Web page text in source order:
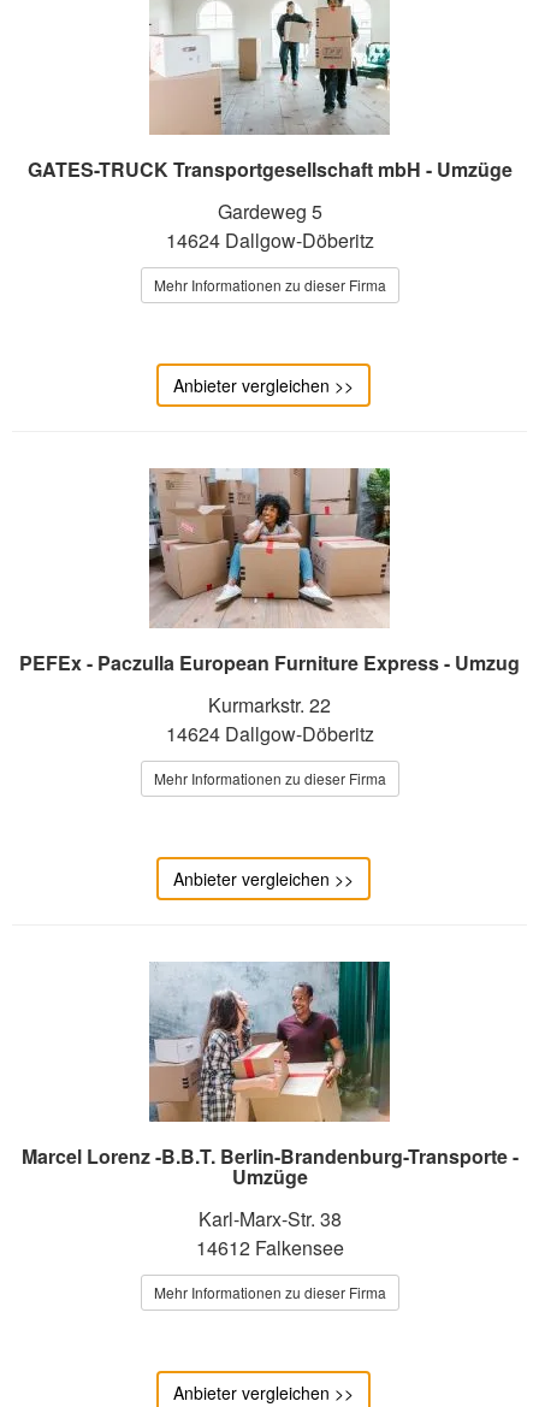
GATES-TRUCK Transportgesellschaft mbH - Umzüge
Gardeweg 5
14624 Dallgow-Döberitz
Mehr Informationen zu dieser Firma
Anbieter vergleichen >>
PEFEx - Paczulla European Furniture Express - Umzug
Kurmarkstr. 22
14624 Dallgow-Döberitz
Mehr Informationen zu dieser Firma
Anbieter vergleichen >>
Marcel Lorenz -B.B.T. Berlin-Brandenburg-Transporte -
Umzüge
Karl-Marx-Str. 38
14612 Falkensee
Mehr Informationen zu dieser Firma
Anbieter vergleichen >>